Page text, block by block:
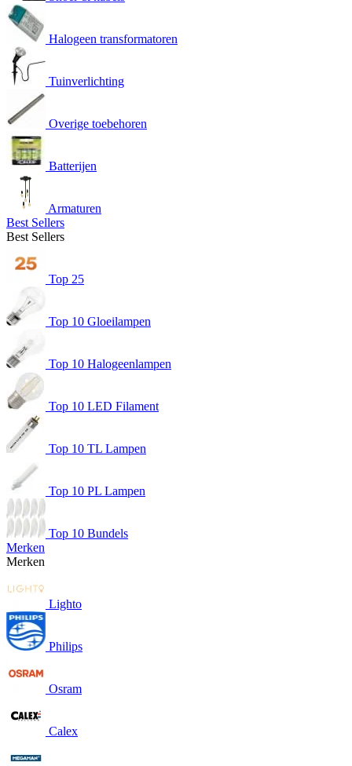
Halogeen transformatoren
Tuinverlichting
Overige toebehoren
Batterijen
Armaturen
Best Sellers
Best Sellers
Top 25
Top 10 Gloeilampen
Top 10 Halogeenlampen
Top 10 LED Filament
Top 10 TL Lampen
Top 10 PL Lampen
Top 10 Bundels
Merken
Merken
Lighto
Philips
Osram
Calex